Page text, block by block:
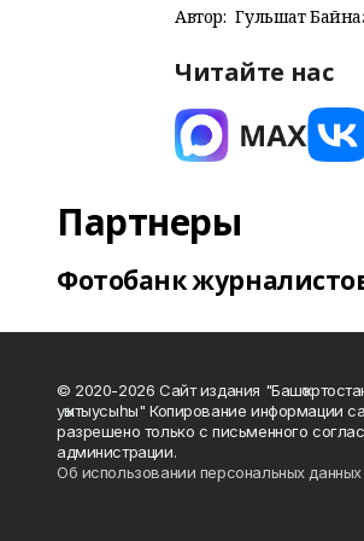
Автор: Гульшат
Читайте нас
Партнеры
Фотобанк
© 2020-2026 Сайт издания
уҡытыусыһы" Копирование информации
разрешено только с письменного
администрации.
Об использовании персональных данных